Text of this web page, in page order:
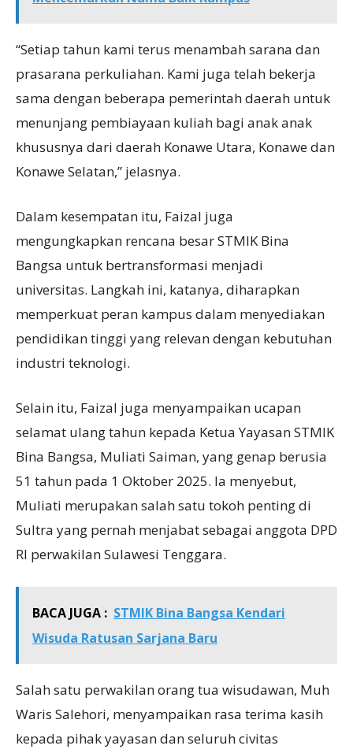
“Setiap tahun kami terus menambah sarana dan
prasarana perkuliahan. Kami juga telah bekerja
sama dengan beberapa pemerintah daerah untuk
menunjang pembiayaan kuliah bagi anak anak
khususnya dari daerah Konawe Utara, Konawe dan
Konawe Selatan,” jelasnya.
Dalam kesempatan itu, Faizal juga
mengungkapkan rencana besar STMIK Bina
Bangsa untuk bertransformasi menjadi
universitas. Langkah ini, katanya, diharapkan
memperkuat peran kampus dalam menyediakan
pendidikan tinggi yang relevan dengan kebutuhan
industri teknologi.
Selain itu, Faizal juga menyampaikan ucapan
selamat ulang tahun kepada Ketua Yayasan STMIK
Bina Bangsa, Muliati Saiman, yang genap berusia
51 tahun pada 1 Oktober 2025. Ia menyebut,
Muliati merupakan salah satu tokoh penting di
Sultra yang pernah menjabat sebagai anggota DPD
RI perwakilan Sulawesi Tenggara.
BACA JUGA : STMIK Bina Bangsa Kendari
Wisuda Ratusan Sarjana Baru
Salah satu perwakilan orang tua wisudawan, Muh
Waris Salehori, menyampaikan rasa terima kasih
kepada pihak yayasan dan seluruh civitas